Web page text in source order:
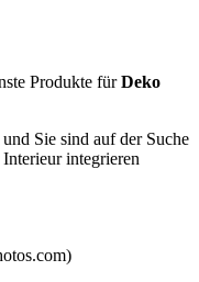
Produkte fürDeko
Sie sind auf der Suche
integrieren